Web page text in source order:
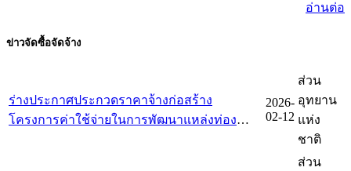
อ่านต่อ
ข่าวจัดซื้อจัดจ้าง
ร่างประกาศประกวดราคาจ้างก่อสร้าง
โครงการค่าใช้จ่ายในการพัฒนาแหล่งท่อง
2026-
02-12
ส่วน
อุทยาน
แห่ง
ชาติ
ส่วน